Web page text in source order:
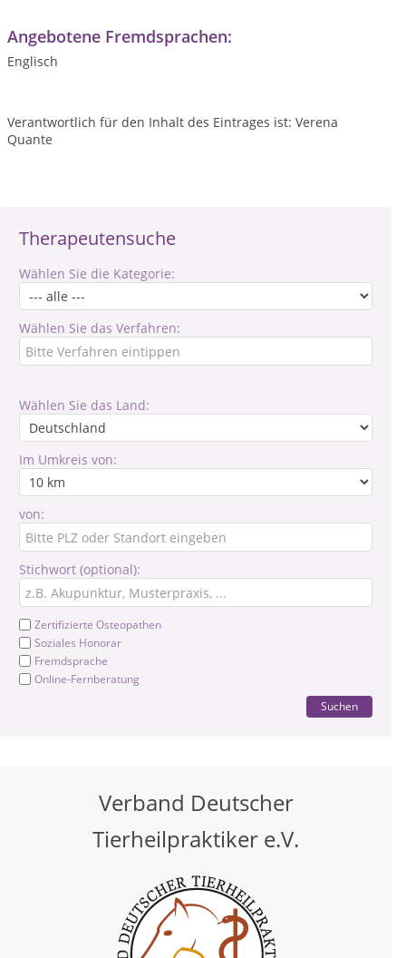
Therapeutensuche
Wählen Sie die Kategorie:
Wählen Sie das Verfahren:
Wählen Sie das Land:
Im Umkreis von:
von:
Stichwort (optional):
Zertifizierte Osteopathen
Soziales Honorar
Fremdsprache
Online-Fernberatung
Suchen
Verband Deutscher
Tierheilpraktiker e.V.
Angebotene Fremdsprachen:
Englisch
Verantwortlich für den Inhalt des Eintrages ist: Verena
Quante